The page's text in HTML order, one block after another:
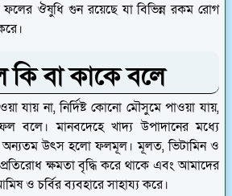
ফলের ঔষুধি গুন রয়েছে যা বিভিন্ন রকম রোগ
বা কাকে বলে
যায় না, নির্দিষ্ট কোনো মৌসুমে পাওয়া যায়,
মানবদেহে খাদ্য উপাদানের মধ্যে
অন্যতম উৎস হলো ফলমূল। মূলত, ভিটামিন ও
ক্ষমতা বৃদ্ধি করে থাকে এবং আমাদের
ও চর্বির ব্যবহারে সাহায্য করে।